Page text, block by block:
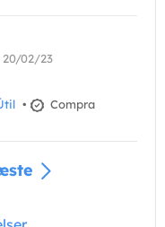
20/02/23
•
Compra